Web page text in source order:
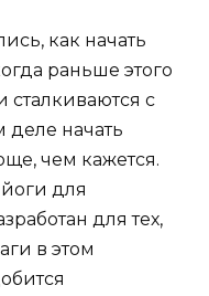
как начать
раньше этого
с
начать
чем кажется.
для
для тех,
в этом